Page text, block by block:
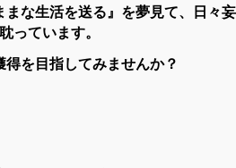
まな生活を送る』を夢見て、日々妄
っています。
を目指してみませんか？